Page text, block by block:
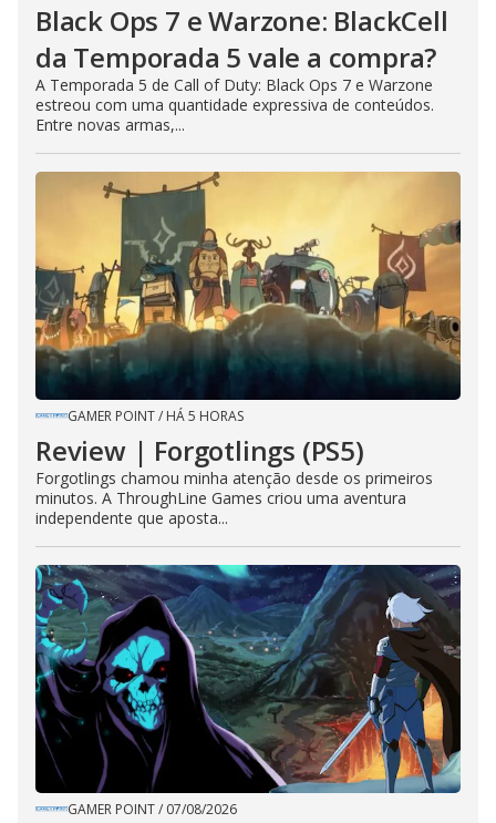
Black Ops 7 e Warzone: BlackCell
da Temporada 5 vale a compra?
A Temporada 5 de Call of Duty: Black Ops 7 e Warzone
estreou com uma quantidade expressiva de conteúdos.
Entre novas armas,...
GAMER POINT/ HÁ 5 HORAS
Review | Forgotlings (PS5)
Forgotlings chamou minha atenção desde os primeiros
minutos. A ThroughLine Games criou uma aventura
independente que aposta...
GAMER POINT/ 07/08/2026